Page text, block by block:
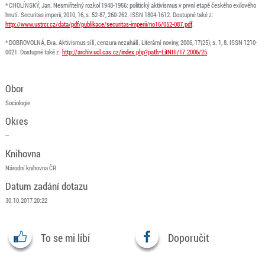
* CHOLÍNSKÝ, Jan. Nesmiřitelný rozkol 1948-1956: politický aktivismus v první etapě českého exilového
hnutí. Securitas imperii, 2010, 16, s. 52-87, 260-262. ISSN 1804-1612. Dostupné také z:
http://www.ustrcr.cz/data/pdf/publikace/securitas-imperii/no16/052-087.pdf.
* DOBROVOLNÁ, Eva. Aktivismus sílí, cenzura nezahálí. Literární noviny, 2006, 17(25), s. 1, 8. ISSN 1210-
0021. Dostupné také z: http://archiv.ucl.cas.cz/index.php?path=LitNIII/17.2006/25.
Obor
Sociologie
Okres
--
Knihovna
Národní knihovna ČR
Datum zadání dotazu
30.10.2017 20:22
To se mi líbí Doporučit